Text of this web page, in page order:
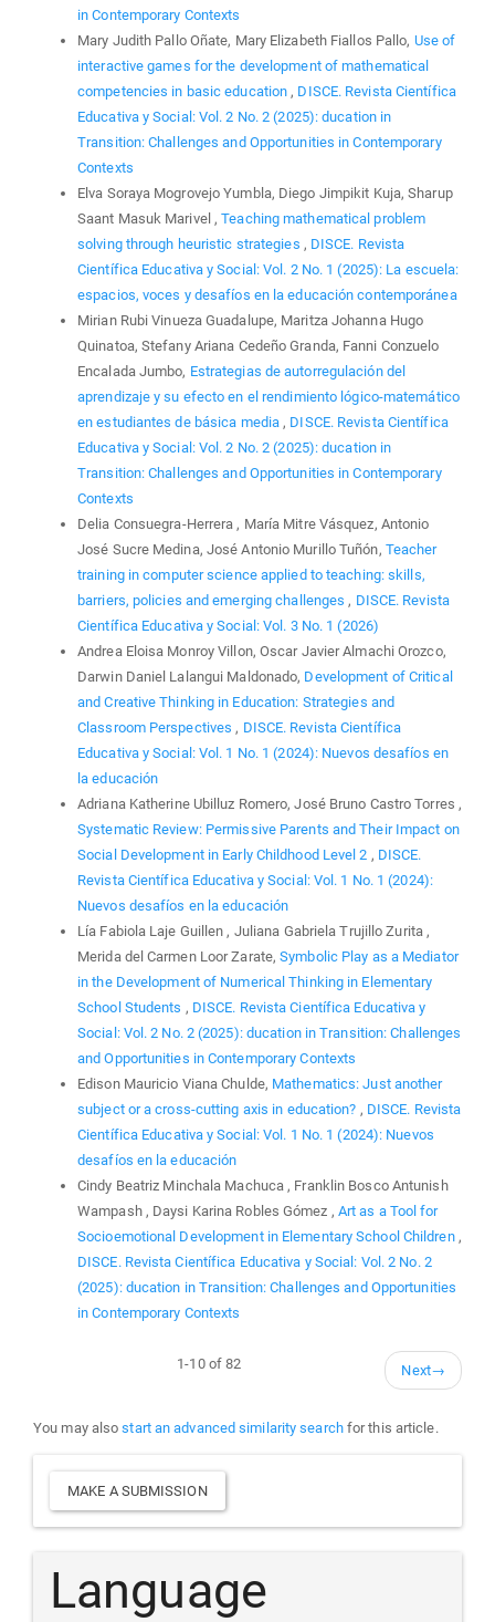
in Contemporary Contexts
Mary Judith Pallo Oñate, Mary Elizabeth Fiallos Pallo, Use of
interactive games for the development of mathematical
competencies in basic education, DISCE. Revista Científica
Educativa y Social: Vol. 2 No. 2 (2025): ducation in
Transition: Challenges and Opportunities in Contemporary
Contexts
Elva Soraya Mogrovejo Yumbla, Diego Jimpikit Kuja, Sharup
Saant Masuk Marivel ,Teaching mathematical problem
solving through heuristic strategies , DISCE. Revista
Científica Educativa y Social: Vol. 2 No. 1 (2025): La escuela:
espacios, voces y desafíos en la educación contemporánea
Mirian Rubi Vinueza Guadalupe, Maritza Johanna Hugo
Quinatoa, Stefany Ariana Cedeño Granda, Fanni Conzuelo
Encalada Jumbo, Estrategias de autorregulación del
aprendizaje y su efecto en el rendimiento lógico-matemático
en estudiantes de básica media, DISCE. Revista Científica
Educativa y Social: Vol. 2 No. 2 (2025): ducation in
Transition: Challenges and Opportunities in Contemporary
Contexts
Delia Consuegra-Herrera , María Mitre Vásquez, Antonio
José Sucre Medina, José Antonio Murillo Tuñón, Teacher
training in computer science applied to teaching: skills,
barriers, policies and emerging challenges, DISCE. Revista
Científica Educativa y Social: Vol. 3 No. 1 (2026)
Andrea Eloisa Monroy Villon, Oscar Javier Almachi Orozco,
Darwin Daniel Lalangui Maldonado, Development of Critical
and Creative Thinking in Education: Strategies and
Classroom Perspectives, DISCE. Revista Científica
Educativa y Social: Vol. 1 No. 1 (2024): Nuevos desafíos en
la educación
Adriana Katherine Ubilluz Romero, José Bruno Castro Torres ,
Systematic Review: Permissive Parents and Their Impact on
Social Development in Early Childhood Level 2 , DISCE.
Revista Científica Educativa y Social: Vol. 1 No. 1 (2024):
Nuevos desafíos en la educación
Lía Fabiola Laje Guillen , Juliana Gabriela Trujillo Zurita ,
Merida del Carmen Loor Zarate,Symbolic Play as a Mediator
in the Development of Numerical Thinking in Elementary
School Students , DISCE. Revista Científica Educativa y
Social: Vol. 2 No. 2 (2025): ducation in Transition: Challenges
and Opportunities in Contemporary Contexts
Edison Mauricio Viana Chulde, Mathematics: Just another
subject or a cross-cutting axis in education? , DISCE. Revista
Científica Educativa y Social: Vol. 1 No. 1 (2024): Nuevos
desafíos en la educación
Cindy Beatriz Minchala Machuca , Franklin Bosco Antunish
Wampash , Daysi Karina Robles Gómez , Art as a Tool for
Socioemotional Development in Elementary School Children ,
DISCE. Revista Científica Educativa y Social: Vol. 2 No. 2
(2025): ducation in Transition: Challenges and Opportunities
in Contemporary Contexts
1-10 of 82 Next→
You may alsostart an advanced similarity searchfor this article.
Make
a
Submission
MAKE A SUBMISSION
Language